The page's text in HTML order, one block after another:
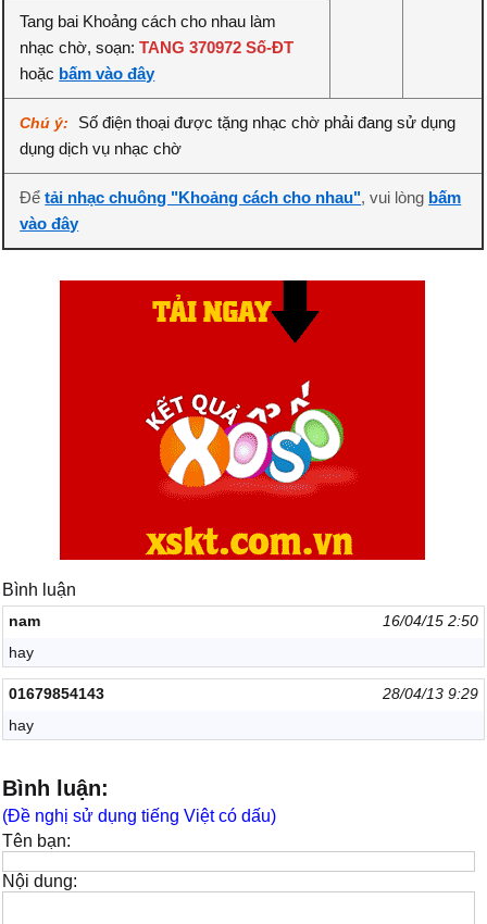
Tang bai Khoảng cách cho nhau làm
nhạc chờ, soạn:TANG 370972 Số-ĐT
hoặc bấm vào đây
Chú ý:
Số điện thoại được tặng nhạc chờ phải đang sử dụng
dụng dịch vụ nhạc chờ
Đểtải nhạc chuông "Khoảng cách cho nhau", vui lòng bấm
vào đây
Bình luận
nam
16/04/15 2:50
hay
01679854143
28/04/13 9:29
hay
Bình luận:
(Đề nghị sử dụng tiếng Việt có dấu)
Tên bạn:
Nội dung: